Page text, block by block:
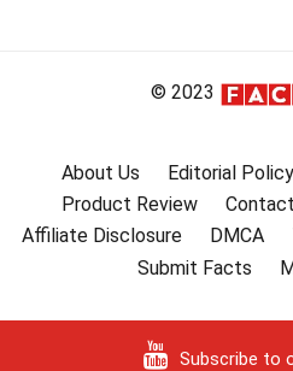
© 2023
About Us Editorial Policy
Product Review
Affiliate Disclosure
DMCA
Submit Facts
Subscribe to